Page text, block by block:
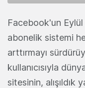
Facebook'un
abonelik sistemi
arttırmayı
kullanıcısıyla
sitesinin, alışıldık